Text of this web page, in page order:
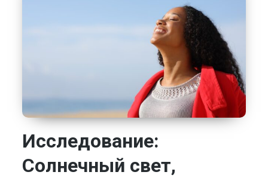
Исследование:
Солнечный свет,